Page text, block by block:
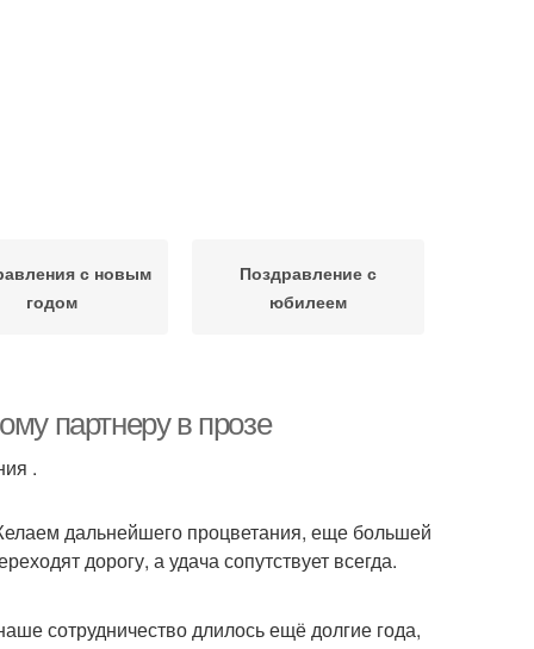
с новым
годом
Поздравление с
юбилеем
партнеру в прозе
.
дальнейшего процветания, еще большей
дорогу, а удача сопутствует всегда.
сотрудничество длилось ещё долгие года,